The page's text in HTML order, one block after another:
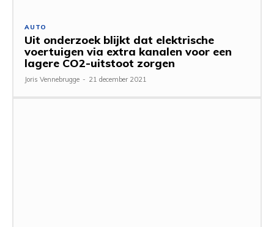
AUTO
Uit onderzoek blijkt dat elektrische
voertuigen via extra kanalen voor een
lagere CO2-uitstoot zorgen
Joris Vennebrugge - 21 december 2021